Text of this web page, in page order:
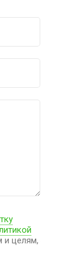
и целям,